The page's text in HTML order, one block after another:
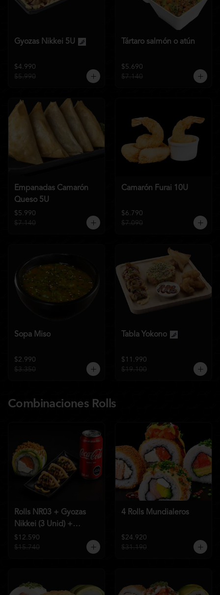
Gyozas Nikkei 5U
$4.990
$5.990
Tártaro salmón o atún
$5.690
$7.140
Empanadas Camarón
Queso 5U
$5.990
$7.140
Camarón Furai 10U
$6.790
$7.090
Sopa Miso
$2.990
$3.350
Tabla Yokono
$11.990
$19.100
Combinaciones Rolls
Rolls NR03 + Gyozas
Nikkei (3 Unid) +
Bebida a elección
$12.590
$15.740
4 Rolls Mundialeros
$24.920
$31.190